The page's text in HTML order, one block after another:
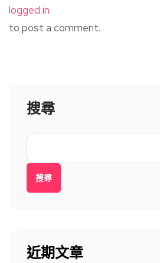
logged in
to post a comment.
搜尋
搜尋
近期文章